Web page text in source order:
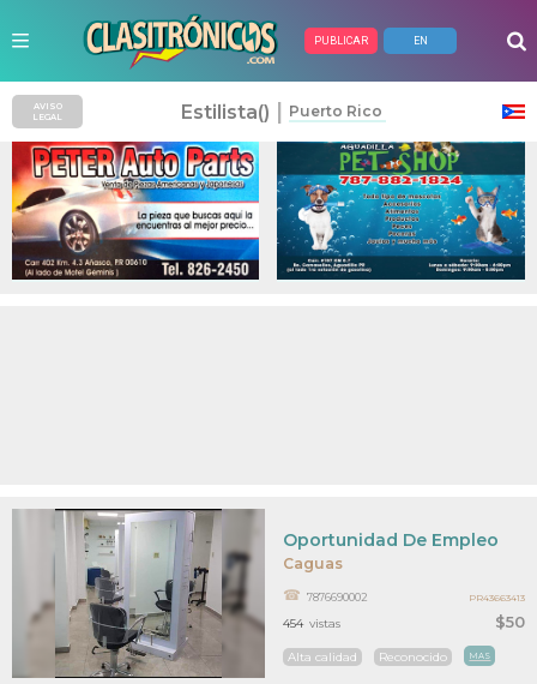
PUBLICAR EN
Anuncios Pagados
Caguas
$50
Oportunidad De Empleo
7876690002
Alta calidad Reconocido MAS
454 vistas
PR43663413
AVISO
LEGAL
Estilista() Puerto Rico